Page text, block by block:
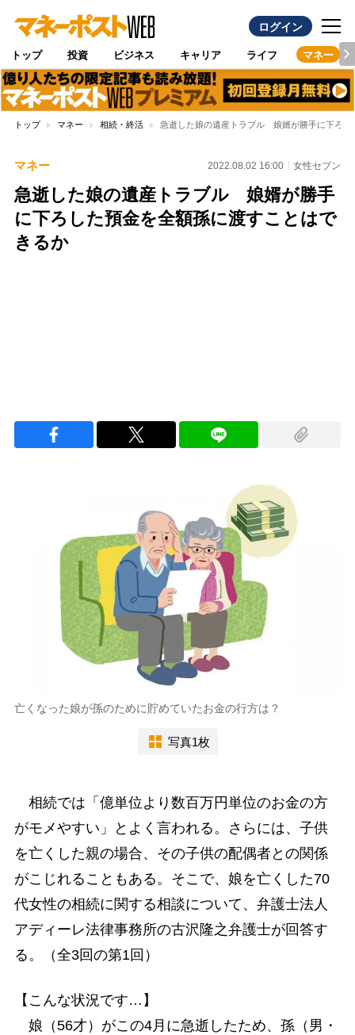
ログイン
トップ 投資 ビジネス キャリア ライフ マネー
トップ マネー 相続・終活 急逝した娘の遺産トラブル 娘婿が勝手に下ろし
マネー 2022.08.02 16:00 女性セブン
急逝した娘の遺産トラブル 娘婿が勝手
に下ろした預金を全額孫に渡すことはで
きるか
亡くなった娘が孫のために貯めていたお金の行方は？
写真1枚
相続では「億単位より数百万円単位のお金の方
がモメやすい」とよく言われる。さらには、子供
を亡くした親の場合、その子供の配偶者との関係
がこじれることもある。そこで、娘を亡くした70
代女性の相続に関する相談について、弁護士法人
アディーレ法律事務所の古沢隆之弁護士が回答す
る。（全3回の第1回）
【こんな状況です…】
娘（56才）がこの4月に急逝したため、孫（男・